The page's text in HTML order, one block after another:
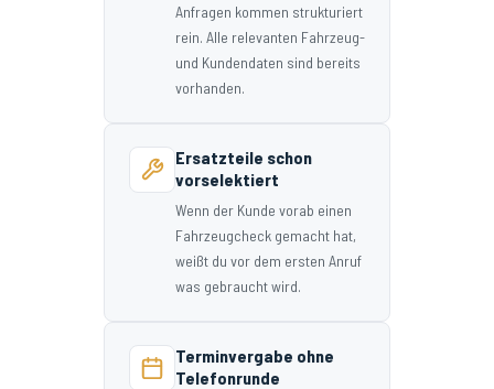
Anfragen kommen strukturiert
rein. Alle relevanten Fahrzeug-
und Kundendaten sind bereits
vorhanden.
Ersatzteile schon
vorselektiert
Wenn der Kunde vorab einen
Fahrzeugcheck gemacht hat,
weißt du vor dem ersten Anruf
was gebraucht wird.
Terminvergabe ohne
Telefonrunde